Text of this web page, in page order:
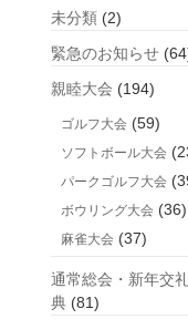
未分類 (2)
緊急のお知らせ
親睦大会 (194)
ゴルフ大会 (59)
ソフトボール大会
パークゴルフ大会
ボウリング大会 (36)
麻雀大会 (37)
通常総会・新年交
典 (81)